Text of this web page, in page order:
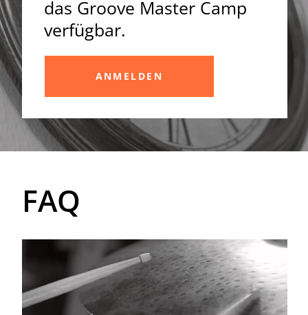
das Groove Master Camp
verfügbar.
ANMELDEN
FAQ